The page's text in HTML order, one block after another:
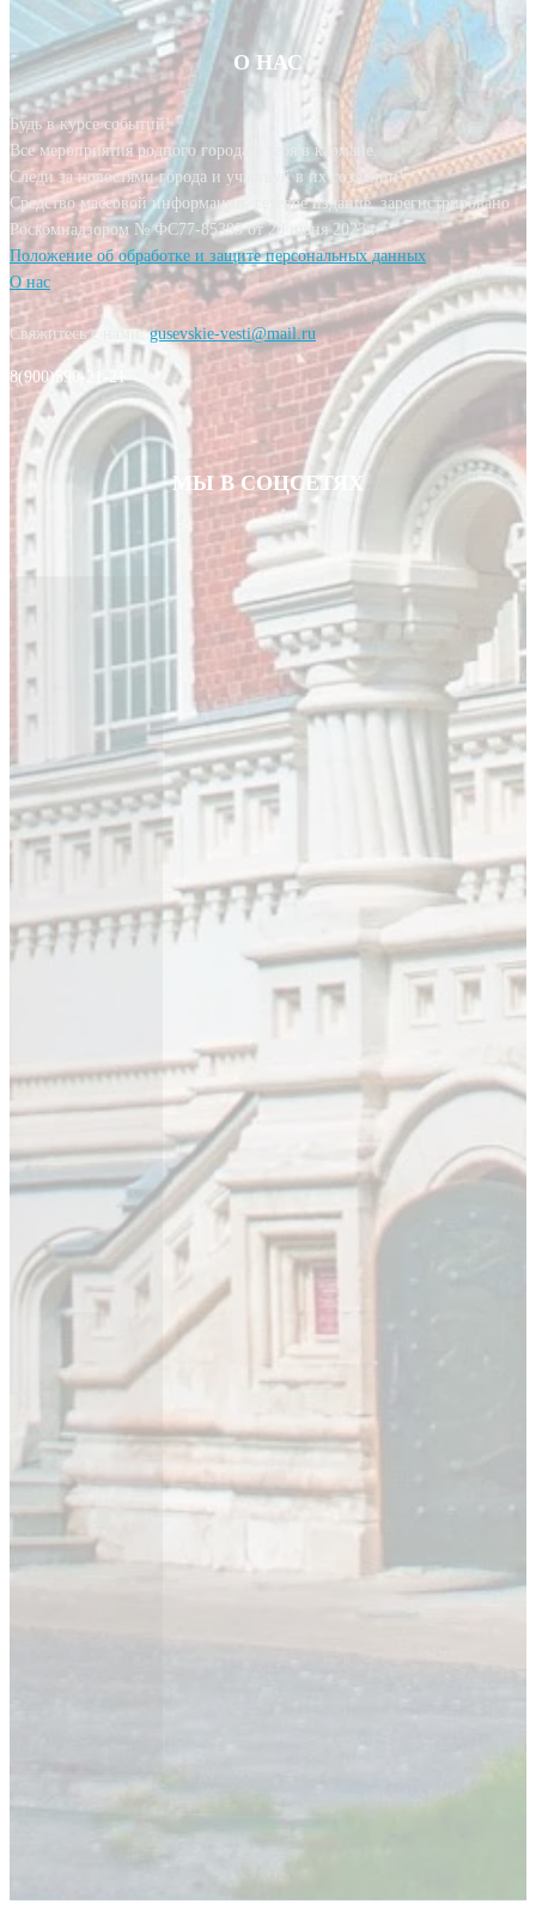
О НАС
Будь в курсе событий!
Все мероприятия родного города у тебя в кармане.
Следи за новостями города и участвуй в их создании!
Средство массовой информации, сетевое издание, зарегистрировано
Роскомнадзором № ФС77-85393 от 20 июня 2023 г.
Положение об обработке и защите персональных данных
О нас
Свяжитесь с нами:gusevskie-vesti@mail.ru
8(900)590-21-21
МЫ В СОЦСЕТЯХ